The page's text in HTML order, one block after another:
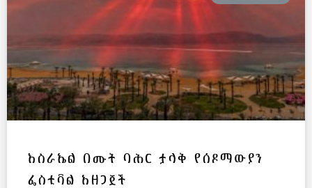
እስራኤል በሙት ባሕር ታላቅ የሰዶማውያን
ፌስቲቫል አዘጋጀች